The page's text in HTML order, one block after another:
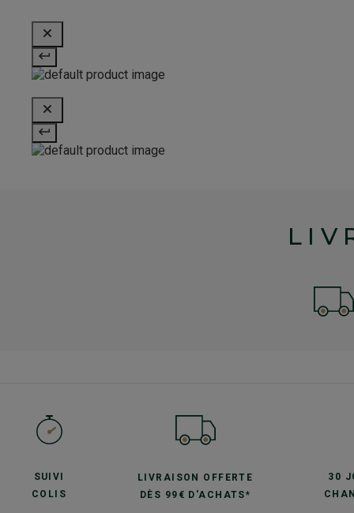
SUIVI
COLIS
LIVRAISON OFFERTE
DÈS 99€ D'ACHATS*
30